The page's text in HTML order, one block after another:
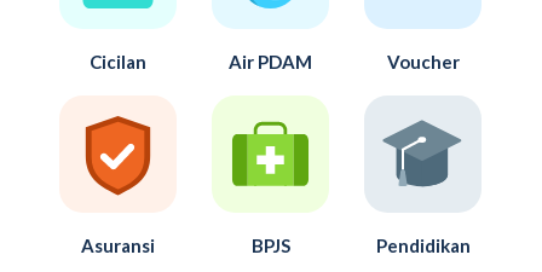
Cicilan Air PDAM Voucher
Asuransi BPJS Pendidikan